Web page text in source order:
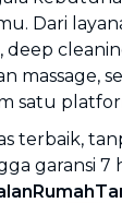
Dari
massage,
satu
terbaik,
garansi 7